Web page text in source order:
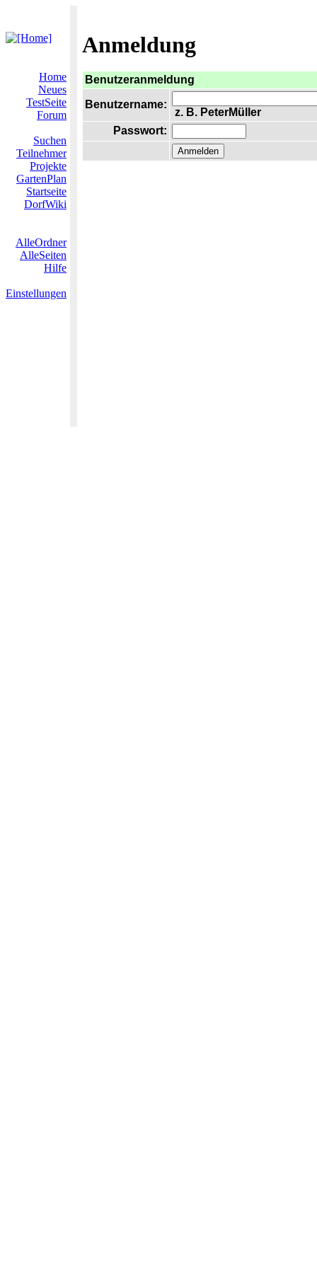
Anmeldung
Home
Neues
TestSeite
Forum
Suchen
Teilnehmer
Projekte
GartenPlan
Startseite
DorfWiki
AlleOrdner
AlleSeiten
Hilfe
Einstellungen
Benutzeranmeldung
Benutzername:
z. B. PeterMüller
Passwort: